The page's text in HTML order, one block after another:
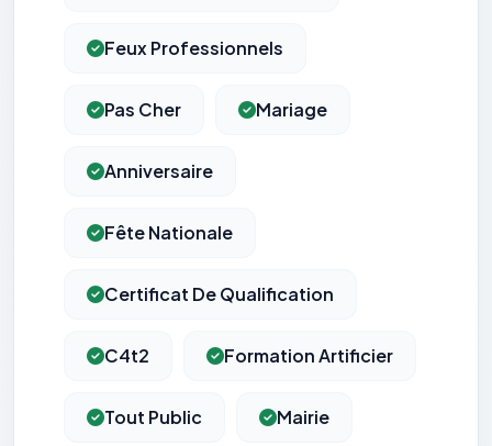
Feux Professionnels
Pas Cher Mariage
Anniversaire
Fête Nationale
Certificat De Qualification
C4t2 Formation Artificier
Tout Public Mairie